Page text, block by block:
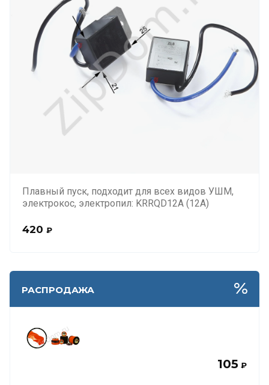
Плавный пуск, подходит для всех видов УШМ,
электрокос, электропил: KRRQD12A (12А)
420 ₽
РАСПРОДАЖА
105 ₽